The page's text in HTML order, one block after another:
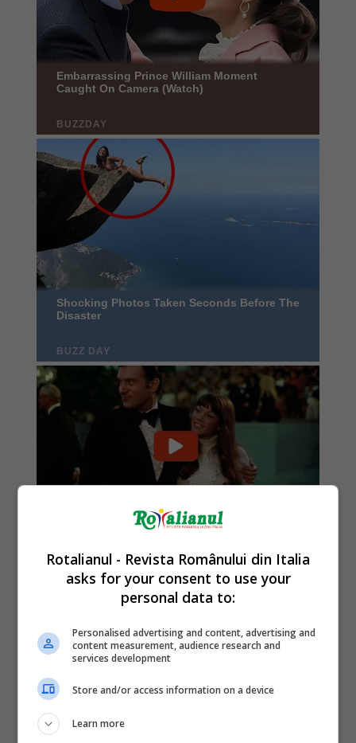
Rotalianul - Revista Românului din Italia
asks for your consent to use your
personal data to:
Personalised advertising and content, advertising and
content measurement, audience research and
services development
Store and/or access information on a device
Learn more